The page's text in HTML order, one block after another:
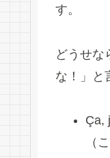
す。
どうせな
な！」と
Ça,
（